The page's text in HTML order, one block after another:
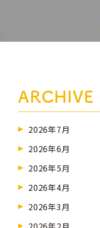
ARCHIVE
2026年7月
2026年6月
2026年5月
2026年4月
2026年3月